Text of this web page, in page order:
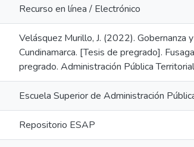
Recurso en línea / Electrónico
Velásquez Murillo, J. (2022). Gobernanza
Cundinamarca. [Tesis de pregrado].
pregrado. Administración Pública
Escuela Superior de Administración
Repositorio ESAP